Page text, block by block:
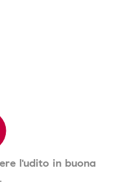
l'udito in buona